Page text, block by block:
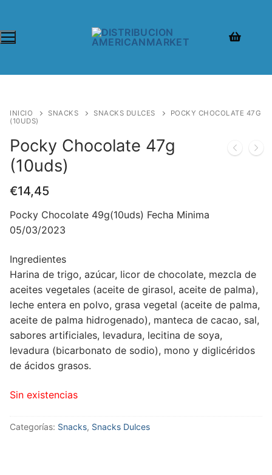
INICIO SNACKS SNACKS DULCES
POCKY CHOCOLATE 47G
(10UDS)
Pocky Chocolate 47g
(10uds)
€14,45
Pocky Chocolate 49g(10uds) Fecha Minima
05/03/2023
Ingredientes
Harina de trigo, azúcar, licor de chocolate, mezcla de
aceites vegetales (aceite de girasol, aceite de palma),
leche entera en polvo, grasa vegetal (aceite de palma,
aceite de palma hidrogenado), manteca de cacao, sal,
sabores artificiales, levadura, lecitina de soya,
levadura (bicarbonato de sodio), mono y diglicéridos
de ácidos grasos.
Sin existencias
Categorías: Snacks, Snacks Dulces